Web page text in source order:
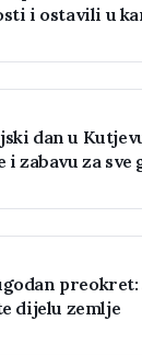
i ostavili u
dan u
zabavu za sve
dijelu zemlje